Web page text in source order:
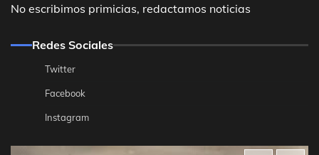
No escribimos primicias, redactamos noticias
Redes Sociales
Twitter
Facebook
Instagram